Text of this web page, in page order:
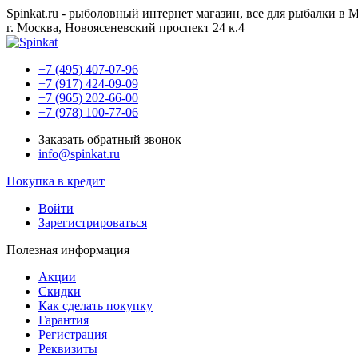
Spinkat.ru - рыболовный интернет магазин, все для рыбалки в
г. Москва, Новоясеневский проспект 24 к.4
+7 (495) 407-07-96
+7 (917) 424-09-09
+7 (965) 202-66-00
+7 (978) 100-77-06
Заказать обратный звонок
info@spinkat.ru
Покупка в кредит
Войти
Зарегистрироваться
Полезная информация
Акции
Скидки
Как сделать покупку
Гарантия
Регистрация
Реквизиты